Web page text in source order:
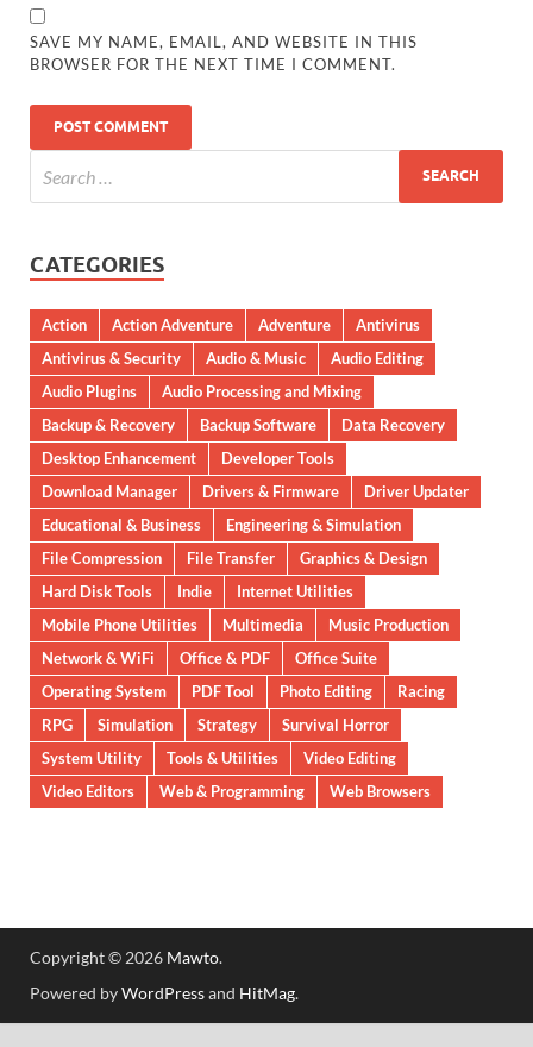
SAVE MY NAME, EMAIL, AND WEBSITE IN THIS
BROWSER FOR THE NEXT TIME I COMMENT.
CATEGORIES
Action Action Adventure Adventure
Antivirus
Antivirus & Security
Audio & Music
Audio Editing
Audio Plugins
Audio Processing and Mixing
Backup & Recovery
Backup Software
Data Recovery
Desktop Enhancement
Developer Tools
Download Manager
Drivers & Firmware
Driver Updater
Educational & Business
Engineering & Simulation
File Compression
File Transfer
Graphics & Design
Hard Disk Tools
Indie
Internet Utilities
Mobile Phone Utilities
Multimedia
Music Production
Network & WiFi
Office & PDF
Office Suite
Operating System
PDF Tool Photo Editing
Racing
RPG
Simulation Strategy
Survival Horror
System Utility
Tools & Utilities
Video Editing
Video Editors
Web & Programming Web Browsers
Copyright © 2026 Mawto.
Powered byWordPressand HitMag.